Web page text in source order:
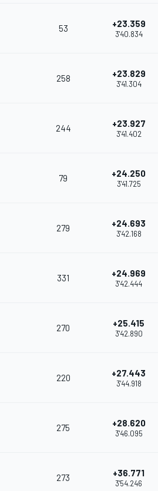
53 +23.359
3'40.834
258 +23.829
3'41.304
244 +23.927
3'41.402
79 +24.250
3'41.725
279 +24.693
3'42.168
331 +24.969
3'42.444
270 +25.415
3'42.890
220 +27.443
3'44.918
275 +28.620
3'46.095
273 +36.771
3'54.246